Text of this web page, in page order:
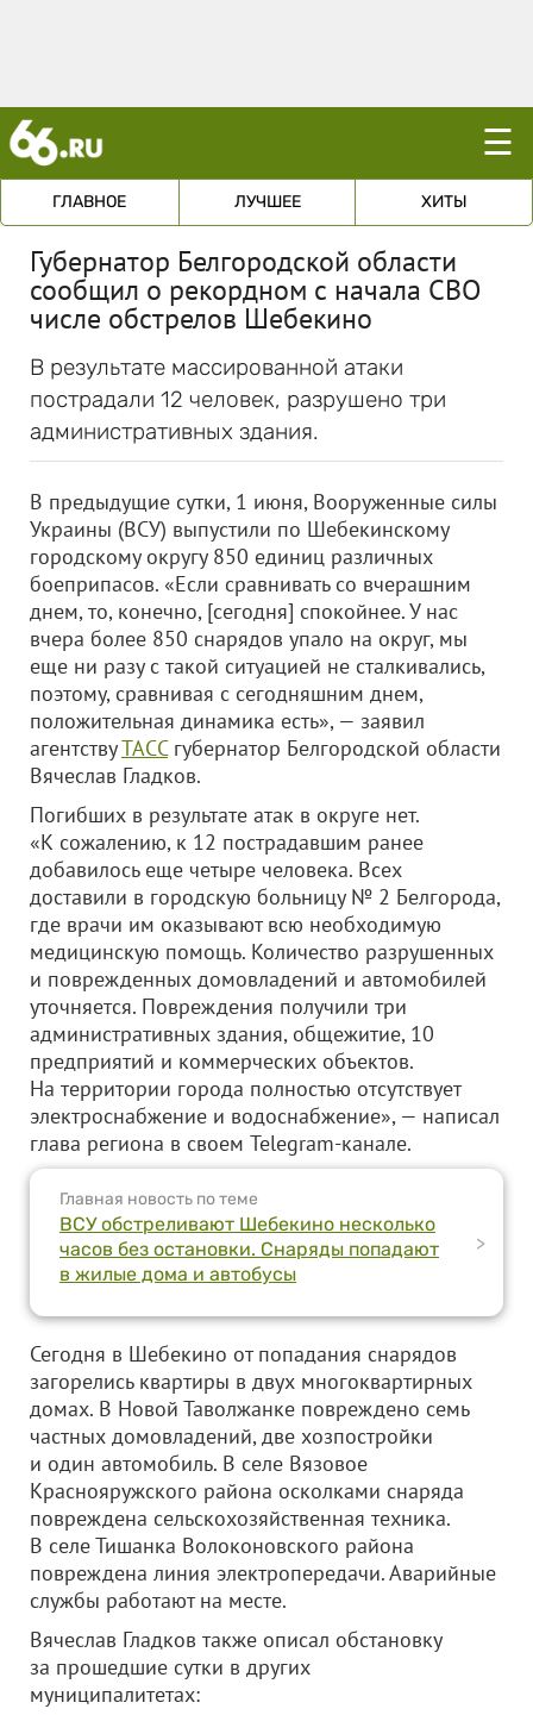
☰
ГЛАВНОЕ ЛУЧШЕЕ ХИТЫ
Губернатор Белгородской области
сообщил о рекордном с начала СВО
числе обстрелов Шебекино
В результате массированной атаки
пострадали 12 человек, разрушено три
административных здания.
В предыдущие сутки, 1 июня, Вооруженные силы
Украины (ВСУ) выпустили по Шебекинскому
городскому округу 850 единиц различных
боеприпасов. «Если сравнивать со вчерашним
днем, то, конечно, [сегодня] спокойнее. У нас
вчера более 850 снарядов упало на округ, мы
еще ни разу с такой ситуацией не сталкивались,
поэтому, сравнивая с сегодняшним днем,
положительная динамика есть», — заявил
агентствуТАССгубернатор Белгородской области
Вячеслав Гладков.
Погибших в результате атак в округе нет.
«К сожалению, к 12 пострадавшим ранее
добавилось еще четыре человека. Всех
доставили в городскую больницу № 2 Белгорода,
где врачи им оказывают всю необходимую
медицинскую помощь. Количество разрушенных
и поврежденных домовладений и автомобилей
уточняется. Повреждения получили три
административных здания, общежитие, 10
предприятий и коммерческих объектов.
На территории города полностью отсутствует
электроснабжение и водоснабжение», — написал
глава региона в своем Telegram-канале.
Главная новость по теме
ВСУ обстреливают Шебекино несколько
часов без остановки. Снаряды попадают
в жилые дома и автобусы
>
Сегодня в Шебекино от попадания снарядов
загорелись квартиры в двух многоквартирных
домах. В Новой Таволжанке повреждено семь
частных домовладений, две хозпостройки
и один автомобиль. В селе Вязовое
Краснояружского района осколками снаряда
повреждена сельскохозяйственная техника.
В селе Тишанка Волоконовского района
повреждена линия электропередачи. Аварийные
службы работают на месте.
Вячеслав Гладков также описал обстановку
за прошедшие сутки в других
муниципалитетах: